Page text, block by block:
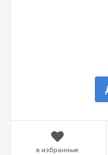
в избранные